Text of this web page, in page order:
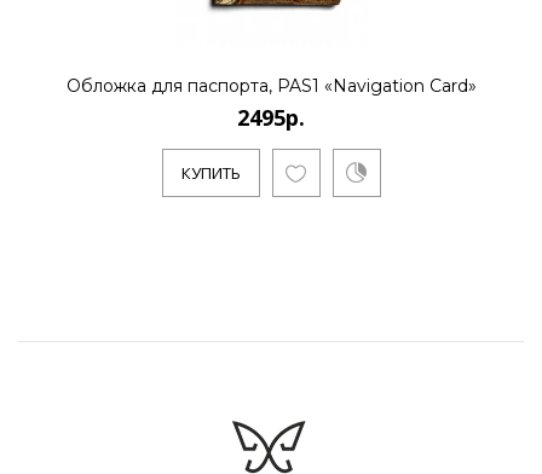
Обложка для паспорта, PAS1 «Navigation Card»
2495р.
КУПИТЬ